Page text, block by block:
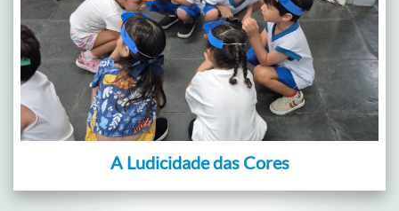
A Ludicidade das Cores